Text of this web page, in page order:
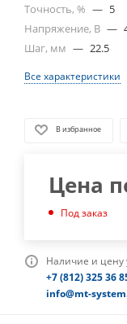
Точность, % — 5
Напряжение, В —
Шаг, мм — 22.5
Все характеристики
В избранное
Цена
Под заказ
Наличие и цену
+7 (812) 325 36
info@mt-